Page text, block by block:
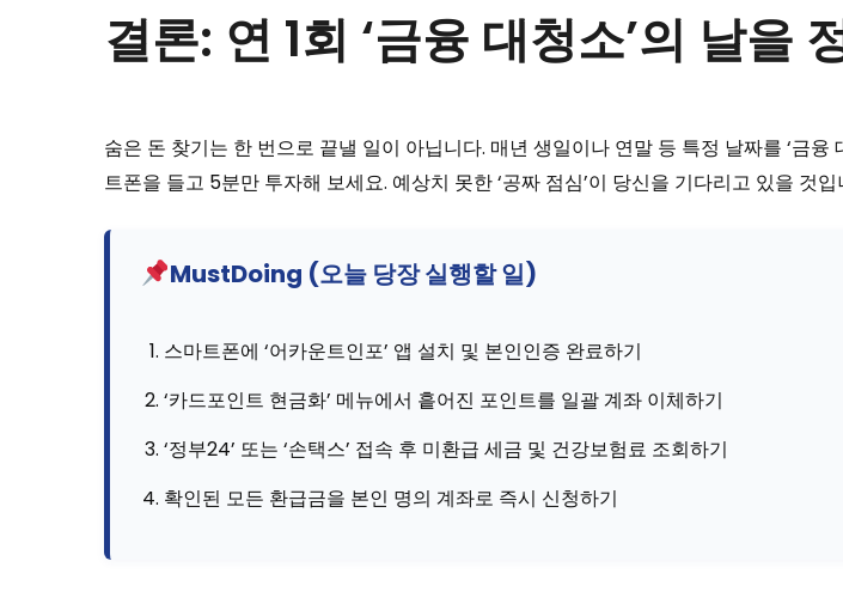
결론: 연 1회 ‘금융 대청소’의 날을
숨은 돈 찾기는 한 번으로 끝낼 일이 아닙니다. 매년 생일이나 연말 등 특정 날짜를 ‘금
트폰을 들고 5분만 투자해 보세요. 예상치 못한 ‘공짜 점심’이 당신을 기다리고 있을 것입
MustDoing (오늘 당장 실행할 일)
스마트폰에 ‘어카운트인포’ 앱 설치 및 본인인증 완료하기
‘카드포인트 현금화’ 메뉴에서 흩어진 포인트를 일괄 계좌 이체하기
‘정부24’ 또는 ‘손택스’ 접속 후 미환급 세금 및 건강보험료 조회하기
확인된 모든 환급금을 본인 명의 계좌로 즉시 신청하기